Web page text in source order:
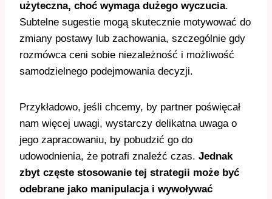
użyteczna, choć wymaga dużego wyczucia.
Subtelne sugestie mogą skutecznie motywować do
zmiany postawy lub zachowania, szczególnie gdy
rozmówca ceni sobie niezależność i możliwość
samodzielnego podejmowania decyzji.
Przykładowo, jeśli chcemy, by partner poświęcał
nam więcej uwagi, wystarczy delikatna uwaga o
jego zapracowaniu, by pobudzić go do
udowodnienia, że potrafi znaleźć czas. Jednak
zbyt częste stosowanie tej strategii może być
odebrane jako manipulacja i wywoływać